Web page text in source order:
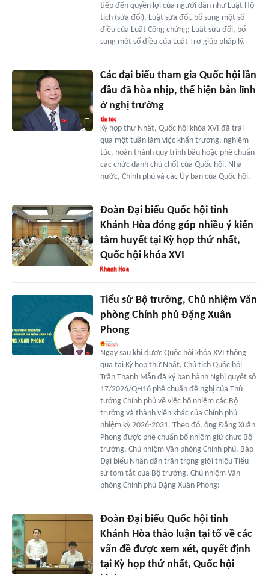
tiếp đến quyền lợi của người dân như Luật Hộ
tịch (sửa đổi), Luật sửa đổi, bổ sung một số
điều của Luật Công chứng; Luật sửa đổi, bổ
sung một số điều của Luật Trợ giúp pháp lý.
Các đại biểu tham gia Quốc hội lần
đầu đã hòa nhịp, thể hiện bản lĩnh
ở nghị trường
Kỳ họp thứ Nhất, Quốc hội khóa XVI đã trải
qua một tuần làm việc khẩn trương, nghiêm
túc, hoàn thành quy trình bầu hoặc phê chuẩn
các chức danh chủ chốt của Quốc hội, Nhà
nước, Chính phủ và các Ủy ban của Quốc hội.
Đoàn Đại biểu Quốc hội tỉnh
Khánh Hòa đóng góp nhiều ý kiến
tâm huyết tại Kỳ họp thứ nhất,
Quốc hội khóa XVI
Tiểu sử Bộ trưởng, Chủ nhiệm Văn
phòng Chính phủ Đặng Xuân
Phong
Ngay sau khi được Quốc hội khóa XVI thông
qua tại Kỳ họp thứ Nhất, Chủ tịch Quốc hội
Trần Thanh Mẫn đã ký ban hành Nghị quyết số
17/2026/QH16 phê chuẩn đề nghị của Thủ
tướng Chính phủ về việc bổ nhiệm các Bộ
trưởng và thành viên khác của Chính phủ
nhiệm kỳ 2026-2031. Theo đó, ông Đặng Xuân
Phong được phê chuẩn bổ nhiệm giữ chức Bộ
trưởng, Chủ nhiệm Văn phòng Chính phủ. Báo
Đại biểu Nhân dân trân trọng giới thiệu Tiểu
sử tóm tắt của Bộ trưởng, Chủ nhiệm Văn
phòng Chính phủ Đặng Xuân Phong:
Đoàn Đại biểu Quốc hội tỉnh
Khánh Hòa thảo luận tại tổ về các
vấn đề được xem xét, quyết định
tại Kỳ họp thứ nhất, Quốc hội